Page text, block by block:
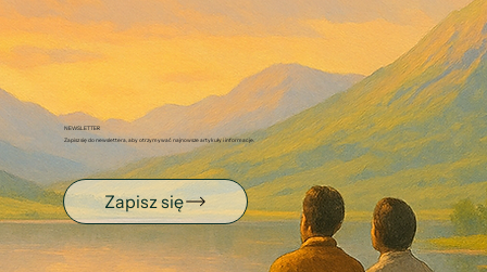
NEWSLETTER
Zapisz się do newslettera, aby otrzymywać najnowsze artykuły i informacje.
Zapisz się